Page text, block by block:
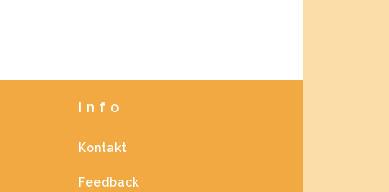
Info
Kontakt
Feedback